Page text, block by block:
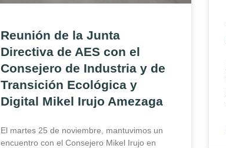
Reunión de la Junta
Directiva de AES con el
Consejero de Industria y de
Transición Ecológica y
Digital Mikel Irujo Amezaga
El martes 25 de noviembre, mantuvimos un
encuentro con el Consejero Mikel Irujo en